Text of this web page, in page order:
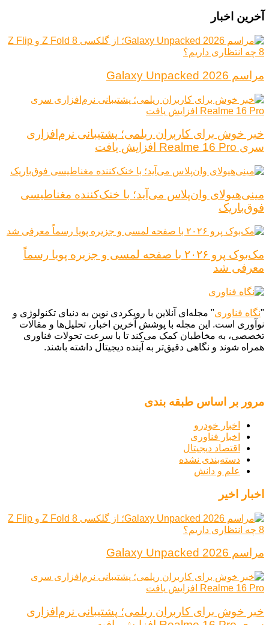
آخرین اخبار
مراسم Galaxy Unpacked 2026
خبر خوش برای کاربران ریلمی؛ پشتیبانی نرم‌افزاری
سری Realme 16 Pro افزایش یافت
مینی‌هیولای وان‌پلاس می‌آید؛ با خنک‌کننده مغناطیسی
فوق‌باریک
مک‌بوک پرو ۲۰۲۶ با صفحه لمسی و جزیره پویا رسماً
معرفی شد
"نگاه فناوری" مجله‌ای آنلاین با رویکردی نوین به دنیای تکنولوژی و
نوآوری است. این مجله با پوشش آخرین اخبار، تحلیل‌ها و مقالات
تخصصی، به مخاطبان کمک می‌کند تا با سرعت تحولات فناوری
همراه شوند و نگاهی دقیق‌تر به آینده دیجیتال داشته باشند.
مرور بر اساس طبقه بندی
اخبار خودرو
اخبار فناوری
اقتصاد دیجیتال
دسته‌بندی نشده
علم و دانش
اخبار اخیر
مراسم Galaxy Unpacked 2026
خبر خوش برای کاربران ریلمی؛ پشتیبانی نرم‌افزاری